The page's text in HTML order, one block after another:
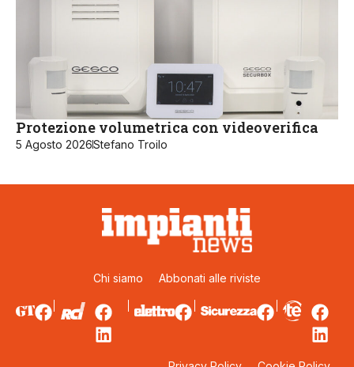
Protezione volumetrica con videoverifica
5 Agosto 2026Stefano Troilo
Chi siamo Abbonati alle riviste